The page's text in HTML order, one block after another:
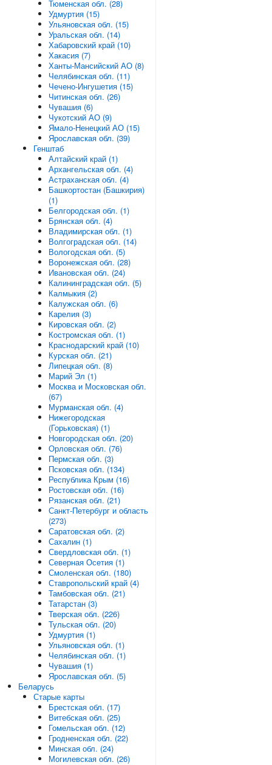
Тюменская обл. (28)
Удмуртия (15)
Ульяновская обл. (15)
Уральская обл. (14)
Хабаровский край (10)
Хакасия (7)
Ханты-Мансийский АО (8)
Челябинская обл. (11)
Чечено-Ингушетия (15)
Читинская обл. (26)
Чувашия (6)
Чукотский АО (9)
Ямало-Ненецкий АО (15)
Ярославская обл. (39)
Генштаб
Алтайский край (1)
Архангельская обл. (4)
Астраханская обл. (4)
Башкортостан (Башкирия)
(1)
Белгородская обл. (1)
Брянская обл. (4)
Владимирская обл. (1)
Волгоградская обл. (14)
Вологодская обл. (5)
Воронежская обл. (28)
Ивановская обл. (24)
Калининградская обл. (5)
Калмыкия (2)
Калужская обл. (6)
Карелия (3)
Кировская обл. (2)
Костромская обл. (1)
Краснодарский край (10)
Курская обл. (21)
Липецкая обл. (8)
Марий Эл (1)
Москва и Московская обл.
(67)
Мурманская обл. (4)
Нижегородская
(Горьковская) (1)
Новгородская обл. (20)
Орловская обл. (76)
Пермская обл. (3)
Псковская обл. (134)
Республика Крым (16)
Ростовская обл. (16)
Рязанская обл. (21)
Санкт-Петербург и область
(273)
Саратовская обл. (2)
Сахалин (1)
Свердловская обл. (1)
Северная Осетия (1)
Смоленская обл. (180)
Ставропольский край (4)
Тамбовская обл. (21)
Татарстан (3)
Тверская обл. (226)
Тульская обл. (20)
Удмуртия (1)
Ульяновская обл. (1)
Челябинская обл. (1)
Чувашия (1)
Ярославская обл. (5)
Беларусь
Старые карты
Брестская обл. (17)
Витебская обл. (25)
Гомельская обл. (12)
Гродненская обл. (22)
Минская обл. (24)
Могилевская обл. (26)